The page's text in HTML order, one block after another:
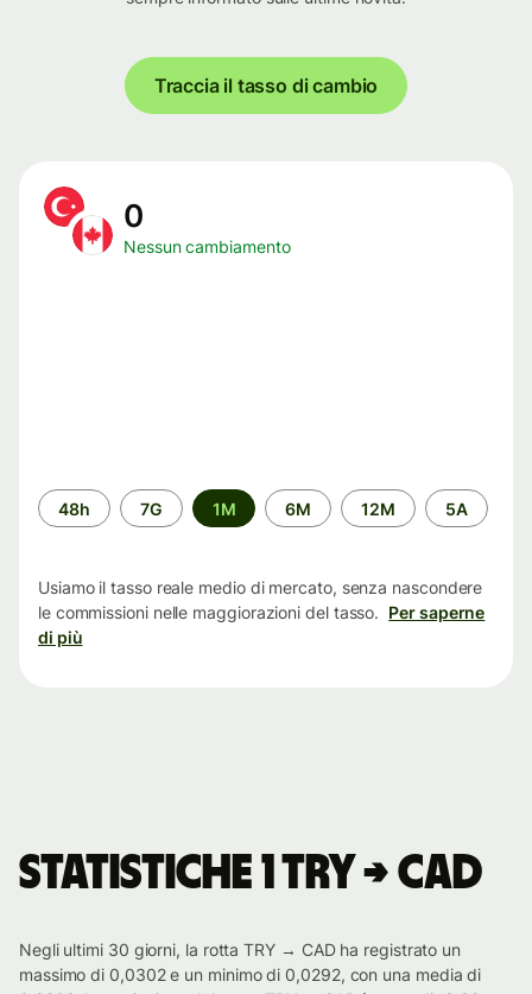
Traccia il tasso di cambio
0
Nessun cambiamento
Periodo
di
48h 7G 1M 6M 12M 5A
Usiamo il tasso reale medio di mercato, senza nascondere
le commissioni nelle maggiorazioni del tasso. Per saperne
di più
Statistiche 1 TRY → CAD
Negli ultimi 30 giorni, la rotta TRY → CAD ha registrato un
massimo di 0,0302 e un minimo di 0,0292, con una media di